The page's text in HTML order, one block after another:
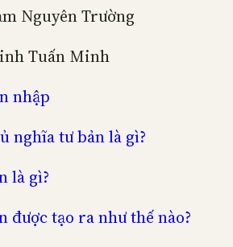
Nguyên Trường
Tuấn Minh
nhập
nghĩa tư bản là gì?
là gì?
được tạo ra như thế nào?